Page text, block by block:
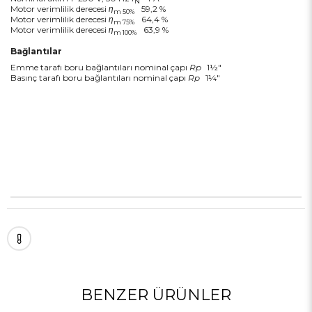
Motor verimlilik derecesi ηm 50%
59,2 %
Motor verimlilik derecesi ηm 75%
64,4 %
Motor verimlilik derecesi ηm 100% 63,9 %
Bağlantılar
Emme tarafı boru bağlantıları nominal çapı Rp 1½"
Basınç tarafı boru bağlantıları nominal çapı Rp 1¼"
BENZER ÜRÜNLER